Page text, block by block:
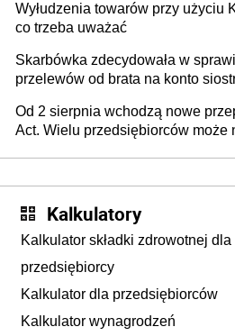
Wyłudzenia towarów przy użyciu
co trzeba uważać
Skarbówka zdecydowała w
przelewów od brata na konto
darowizna, ale podatku jednak nie
Od 2 sierpnia wchodzą nowe
Act. Wielu przedsiębiorców może
Kalkulatory
Kalkulator składki zdrowotnej dla
przedsiębiorcy
Kalkulator dla przedsiębiorców
Kalkulator wynagrodzeń